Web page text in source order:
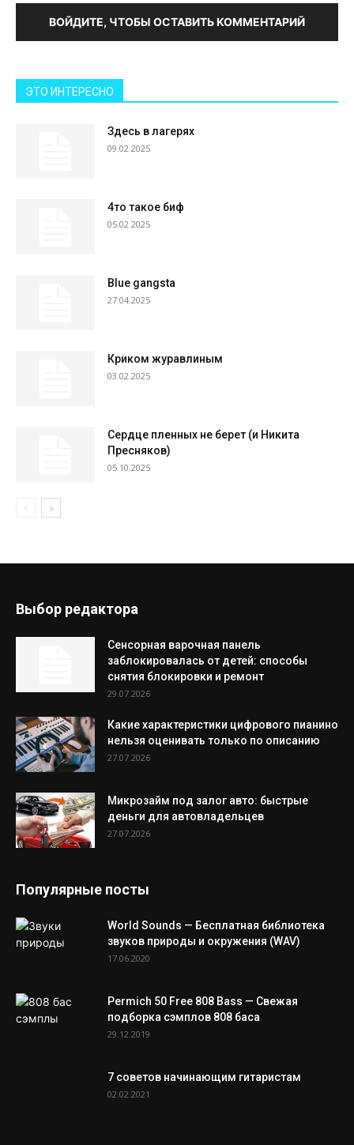
ВОЙДИТЕ, ЧТОБЫ ОСТАВИТЬ КОММЕНТАРИЙ
ЭТО ИНТЕРЕСНО
Здесь в лагерях
09.02.2025
4то такое биф
05.02.2025
Blue gangsta
27.04.2025
Криком журавлиным
03.02.2025
Сердце пленных не берет (и Никита
Пресняков)
05.10.2025
Выбор редактора
Сенсорная варочная панель
заблокировалась от детей: способы
снятия блокировки и ремонт
29.07.2026
Какие характеристики цифрового пианино
нельзя оценивать только по описанию
27.07.2026
Микрозайм под залог авто: быстрые
деньги для автовладельцев
27.07.2026
Популярные посты
World Sounds — Бесплатная библиотека
звуков природы и окружения (WAV)
17.06.2020
Permich 50 Free 808 Bass — Свежая
подборка сэмплов 808 баса
29.12.2019
7 советов начинающим гитаристам
02.02.2021